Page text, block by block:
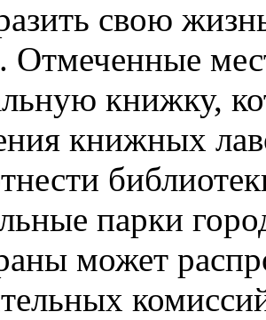
свою
Отмеченные
книжку,
книжных
парки
может